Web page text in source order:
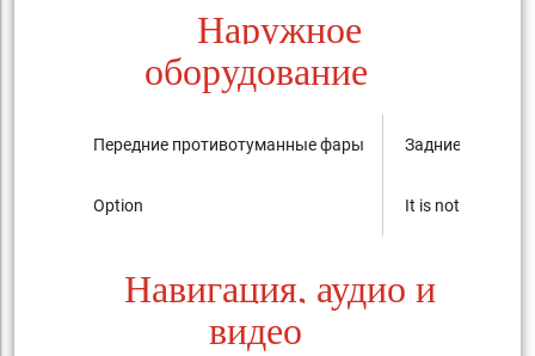
Наружное
оборудование
Передние противотуманные фары
Option
Задние
It is not
Навигация, аудио и
видео